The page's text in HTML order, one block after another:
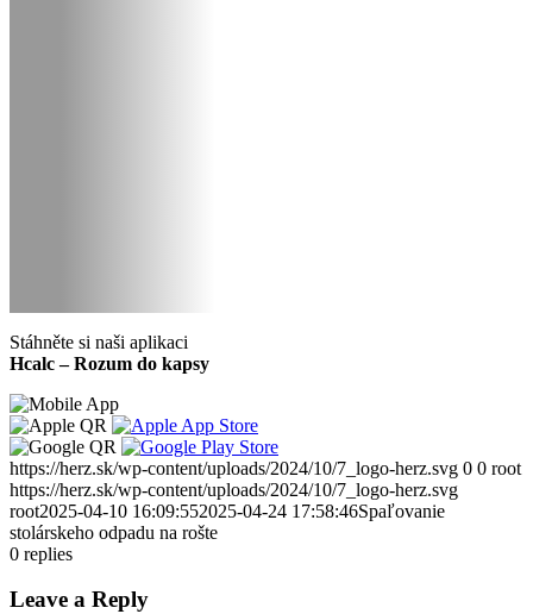
Stáhněte si naši aplikaci
Hcalc – Rozum do kapsy
https://herz.sk/wp-content/uploads/2024/10/7_logo-herz.svg 0 0 root
https://herz.sk/wp-content/uploads/2024/10/7_logo-herz.svg
root2025-04-10 16:09:552025-04-24 17:58:46Spaľovanie
stolárskeho odpadu na rošte
0 replies
Leave a Reply